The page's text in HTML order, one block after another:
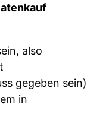
also
gegeben sein)
in